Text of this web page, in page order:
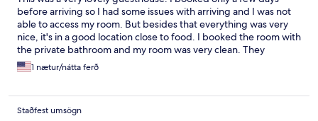
before arriving so I had some issues with arriving and I was not
able to access my room. But besides that everything was very
nice, it's in a good location close to food. I booked the room with
the private bathroom and my room was very clean. They
provide towels and a hair dried which was convenient. The host
is very nice would highly recommend a stay here, and will
1 nætur/nátta ferð
Staðfest umsögn